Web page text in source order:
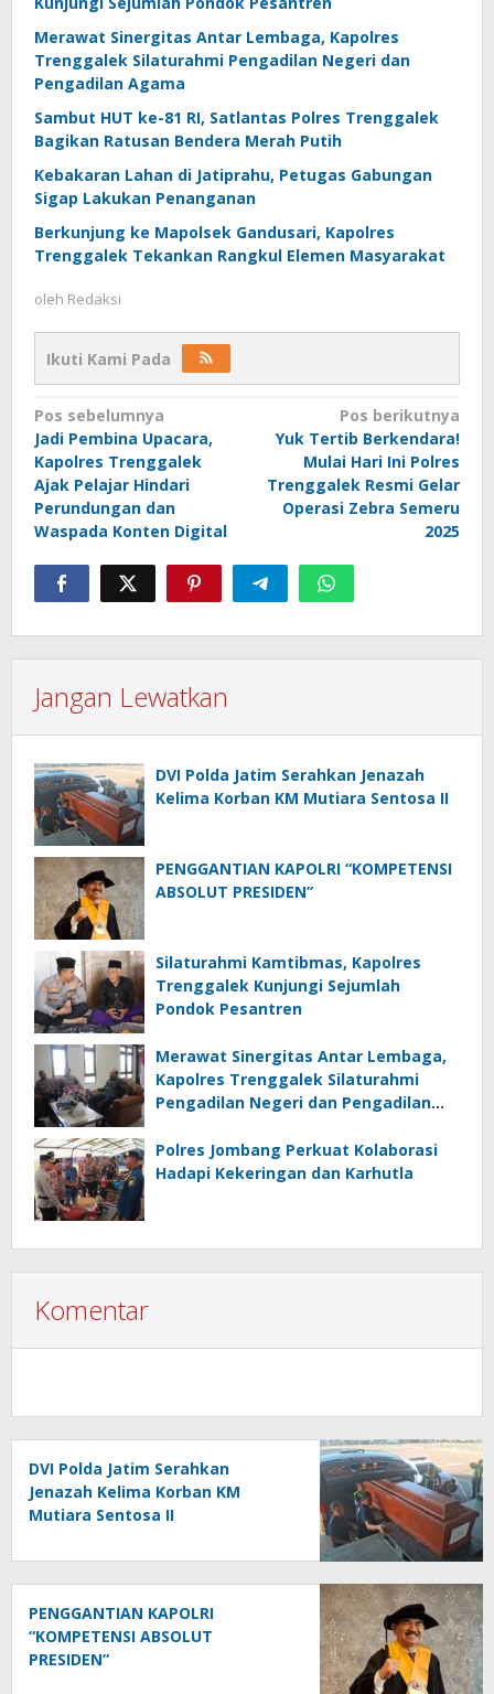
Merawat Sinergitas Antar Lembaga, Kapolres
Trenggalek Silaturahmi Pengadilan Negeri dan
Pengadilan Agama
Sambut HUT ke-81 RI, Satlantas Polres Trenggalek
Bagikan Ratusan Bendera Merah Putih
Kebakaran Lahan di Jatiprahu, Petugas Gabungan
Sigap Lakukan Penanganan
Berkunjung ke Mapolsek Gandusari, Kapolres
Trenggalek Tekankan Rangkul Elemen Masyarakat
oleh Redaksi
Ikuti Kami Pada
Navigasi
pos
Pos sebelumnya
Jadi Pembina Upacara,
Kapolres Trenggalek
Ajak Pelajar Hindari
Perundungan dan
Waspada Konten Digital
Pos berikutnya
Yuk Tertib Berkendara!
Mulai Hari Ini Polres
Trenggalek Resmi Gelar
Operasi Zebra Semeru
2025
Jangan Lewatkan
DVI Polda Jatim Serahkan Jenazah
Kelima Korban KM Mutiara Sentosa II
PENGGANTIAN KAPOLRI “KOMPETENSI
ABSOLUT PRESIDEN”
Silaturahmi Kamtibmas, Kapolres
Trenggalek Kunjungi Sejumlah
Pondok Pesantren
Merawat Sinergitas Antar Lembaga,
Kapolres Trenggalek Silaturahmi
Pengadilan Negeri dan Pengadilan
Polres Jombang Perkuat Kolaborasi
Hadapi Kekeringan dan Karhutla
Komentar
DVI Polda Jatim Serahkan
Jenazah Kelima Korban KM
Mutiara Sentosa II
PENGGANTIAN KAPOLRI
“KOMPETENSI ABSOLUT
PRESIDEN”